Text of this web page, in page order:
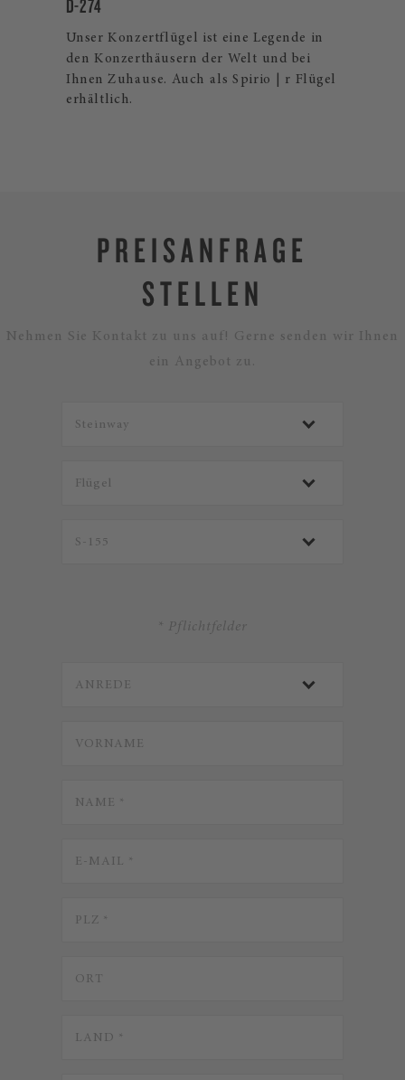
D-274
Unser Konzertflügel ist eine Legende in
den Konzerthäusern der Welt und bei
Ihnen Zuhause. Auch als Spirio | r Flügel
erhältlich.
PREISANFRAGE
STELLEN
Nehmen Sie Kontakt zu uns auf! Gerne senden wir Ihnen
ein Angebot zu.
* Pflichtfelder